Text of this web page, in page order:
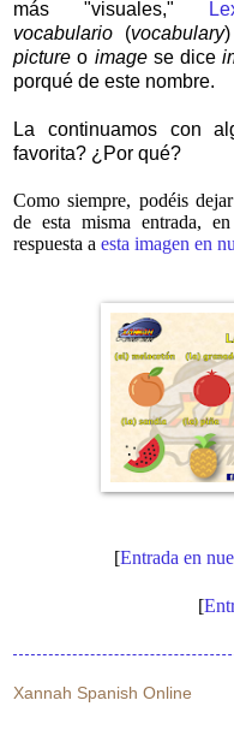
más "visuales,"
vocabulario (vocabulary
picture o imagese dice
porqué de este nombre.
La continuamos con
favorita? ¿Por qué?
Como siempre, podéis
de esta misma entrada,
respuesta a esta imagen en
[Entrada en
[
Xannah Spanish Online